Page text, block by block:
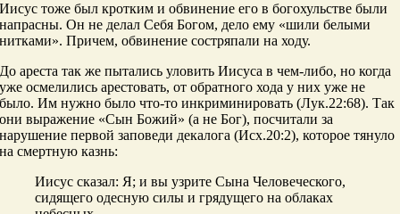
Иисус тоже был кротким и обвинение его в богохульстве были
напрасны. Он не делал Себя Богом, дело ему «шили белыми
нитками». Причем, обвинение состряпали на ходу.
До ареста так же пытались уловить Иисуса в чем-либо, но когда
уже осмелились арестовать, от обратного хода у них уже не
было. Им нужно было что-то инкриминировать (Лук.22:68). Так
они выражение «Сын Божий» (а не Бог), посчитали за
нарушение первой заповеди декалога (Исх.20:2), которое тянуло
на смертную казнь:
Иисус сказал: Я; и вы узрите Сына Человеческого,
сидящего одесную силы и грядущего на облаках